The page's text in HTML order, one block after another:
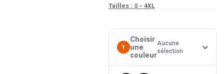
Tailles : S - 4XL
1
Choisir
une
couleur
Aucune
sélection